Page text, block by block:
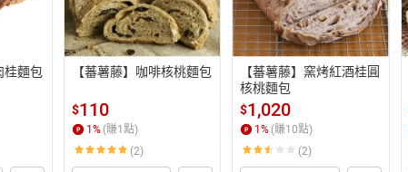
桂麵包
【蕃薯藤】咖啡核桃麵包
$110
1% (賺1點)
(2)
【蕃薯藤】窯烤紅酒桂圓
核桃麵包
$1,020
1% (賺10點)
(2)